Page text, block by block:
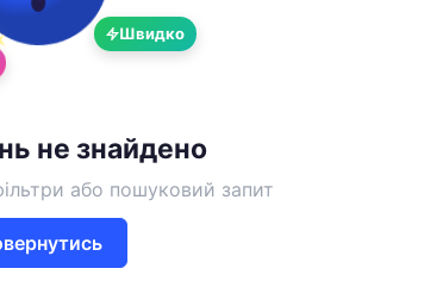
Швидко
не знайдено
або пошуковий запит